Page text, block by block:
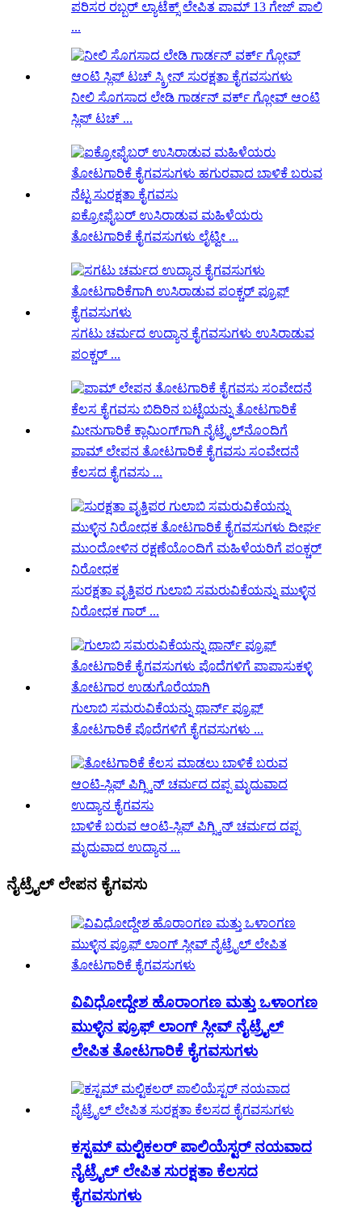
ಪರಿಸರ ರಬ್ಬರ್ ಲ್ಯಾಟೆಕ್ಸ್ ಲೇಪಿತ ಪಾಮ್ 13 ಗೇಜ್ ಪಾಲಿ
...
ನೀಲಿ ಸೊಗಸಾದ ಲೇಡಿ ಗಾರ್ಡನ್ ವರ್ಕ್ ಗ್ಲೋವ್ ಆಂಟಿ
ಸ್ಲಿಪ್ ಟಚ್ ...
ಐಕ್ರೋಫೈಬರ್ ಉಸಿರಾಡುವ ಮಹಿಳೆಯರು
ತೋಟಗಾರಿಕೆ ಕೈಗವಸುಗಳು ಲೈಟ್ವೀ ...
ಸಗಟು ಚರ್ಮದ ಉದ್ಯಾನ ಕೈಗವಸುಗಳು ಉಸಿರಾಡುವ
ಪಂಕ್ಚರ್ ...
ಪಾಮ್ ಲೇಪನ ತೋಟಗಾರಿಕೆ ಕೈಗವಸು ಸಂವೇದನೆ
ಕೆಲಸದ ಕೈಗವಸು ...
ಸುರಕ್ಷತಾ ವೃತ್ತಿಪರ ಗುಲಾಬಿ ಸಮರುವಿಕೆಯನ್ನು ಮುಳ್ಳಿನ
ನಿರೋಧಕ ಗಾರ್ ...
ಗುಲಾಬಿ ಸಮರುವಿಕೆಯನ್ನು ಥಾರ್ನ್ ಪ್ರೂಫ್
ತೋಟಗಾರಿಕೆ ಪೊದೆಗಳಿಗೆ ಕೈಗವಸುಗಳು ...
ಬಾಳಿಕೆ ಬರುವ ಆಂಟಿ-ಸ್ಲಿಪ್ ಪಿಗ್ಸ್ಕಿನ್ ಚರ್ಮದ ದಪ್ಪ
ಮೃದುವಾದ ಉದ್ಯಾನ ...
ನೈಟ್ರೈಲ್ ಲೇಪನ ಕೈಗವಸು
ವಿವಿಧೋದ್ದೇಶ ಹೊರಾಂಗಣ ಮತ್ತು ಒಳಾಂಗಣ
ಮುಳ್ಳಿನ ಪ್ರೂಫ್ ಲಾಂಗ್ ಸ್ಲೀವ್ ನೈಟ್ರೈಲ್
ಲೇಪಿತ ತೋಟಗಾರಿಕೆ ಕೈಗವಸುಗಳು
ಕಸ್ಟಮ್ ಮಲ್ಟಿಕಲರ್ ಪಾಲಿಯೆಸ್ಟರ್ ನಯವಾದ
ನೈಟ್ರೈಲ್ ಲೇಪಿತ ಸುರಕ್ಷತಾ ಕೆಲಸದ
ಕೈಗವಸುಗಳು